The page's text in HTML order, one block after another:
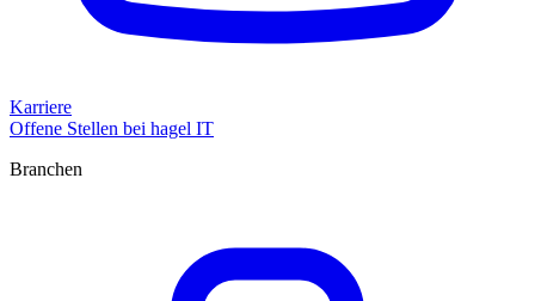
Karriere
Offene Stellen bei hagel IT
Branchen